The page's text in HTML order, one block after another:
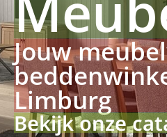
Jouw
Limburg
Bekijk onze